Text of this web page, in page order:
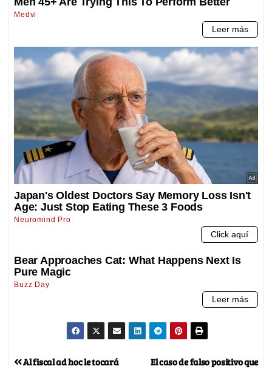
El caso de falso positivo que
Al fiscal ad hoc le tocará